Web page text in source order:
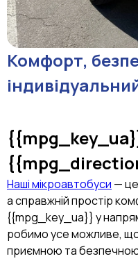
Комфорт,
Наші мікроавтобуси —
а справжній простір
{{mpg_key_ua}} у
робимо усе можливе,
приємною та